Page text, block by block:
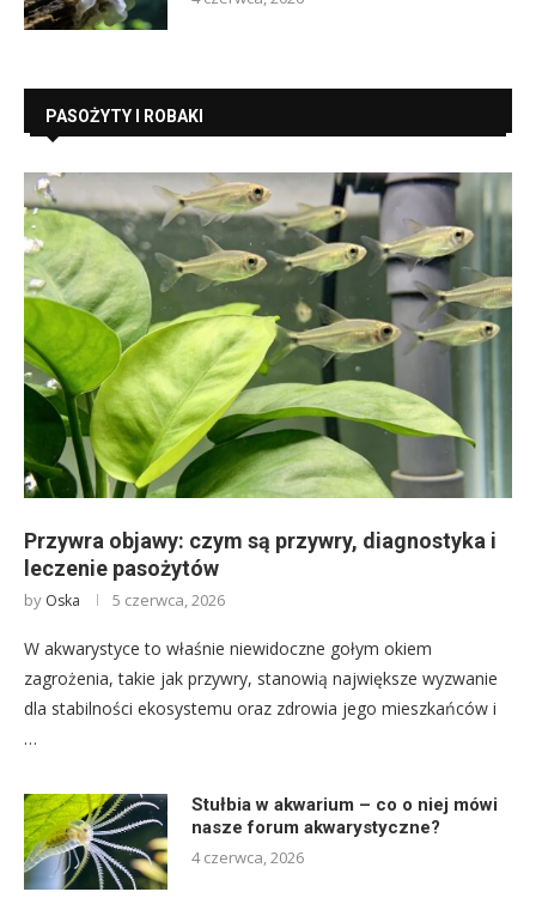
PASOŻYTY I ROBAKI
Przywra objawy: czym są przywry, diagnostyka i
leczenie pasożytów
by Oska 5 czerwca, 2026
W akwarystyce to właśnie niewidoczne gołym okiem
zagrożenia, takie jak przywry, stanowią największe wyzwanie
dla stabilności ekosystemu oraz zdrowia jego mieszkańców i
…
Stułbia w akwarium – co o niej mówi
nasze forum akwarystyczne?
4 czerwca, 2026